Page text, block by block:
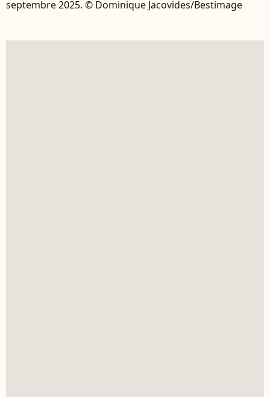
septembre 2025. © Dominique Jacovides/Bestimage